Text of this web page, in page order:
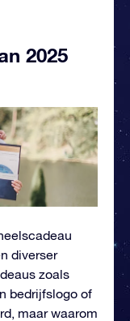
2025
diverser
zoals
bedrijfslogo of
maar waarom